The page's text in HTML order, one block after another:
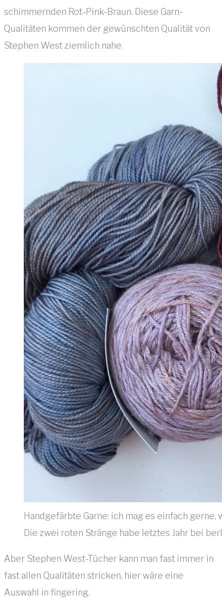
schimmernden Rot-Pink-Braun. Diese Garn-
Qualitäten kommen der gewünschten Qualität von
Stephen West ziemlich nahe.
Handgefärbte Garne: ich mag es einfach
Die zwei roten Stränge habe letztes Jahr bei
Aber Stephen West-Tücher kann man fast immer in
fast allen Qualitäten stricken, hier wäre eine
Auswahl in fingering.